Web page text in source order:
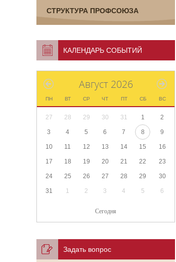
СТРУКТУРА ПРОФСОЮЗА
КАЛЕНДАРЬ СОБЫТИЙ
Август 2026
ПН ВТ СР ЧТ ПТ СБ ВС
27 28 29 30 31 1 2
3 4 5 6 7 8 9
10 11 12 13 14 15 16
17 18 19 20 21 22 23
24 25 26 27 28 29 30
31 1 2 3 4 5 6
Сегодня
Задать вопрос